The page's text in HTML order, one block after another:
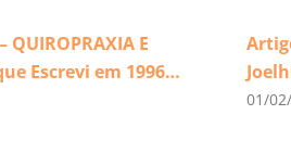
QUIROPRAXIA E
Escrevi em 1996…
01/